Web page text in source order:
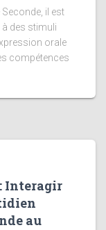
Seconde, il est
des stimuli
orale
compétences
Interagir
au